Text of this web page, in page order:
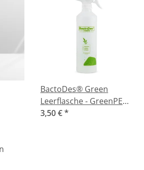
BactoDes® Green
Leerflasche - GreenPE
500ml bedruckt
3,50 €*